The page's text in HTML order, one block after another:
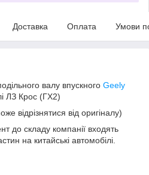
Доставка Оплата Умови
валу впускного Geely
ЛЗ Крос (ГХ2)
відрізнятися від оригіналу)
до складу компанії входять
на китайські автомобілі.